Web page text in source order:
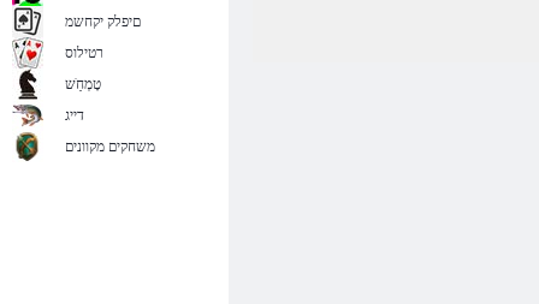
םיפלק יקחשמ
רטילוס
טָמְחַׁש
דייג
משחקים מקוונים